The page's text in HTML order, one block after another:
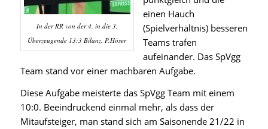
In der RR von der 4. in die 3.
Überzeugende 13:3 Bilanz. P.Höser
einen Hauch
(Spielverhältnis) besseren
Teams trafen
aufeinander. Das SpVgg
Team stand vor einer machbaren Aufgabe.
Diese Aufgabe meisterte das SpVgg Team mit einem
10:0. Beeindruckend einmal mehr, als dass der
Mitaufsteiger, man stand sich am Saisonende 21/22 in